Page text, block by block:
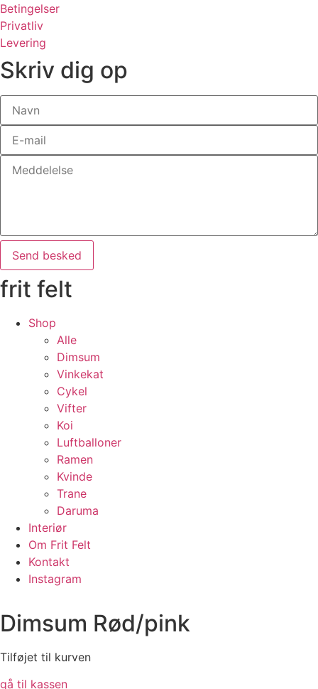
Betingelser
Privatliv
Levering
Skriv dig op
Send besked
frit felt
Shop
Alle
Dimsum
Vinkekat
Cykel
Vifter
Koi
Luftballoner
Ramen
Kvinde
Trane
Daruma
Interiør
Om Frit Felt
Kontakt
Instagram
Dimsum Rød/pink
Tilføjet til kurven
gå til kassen